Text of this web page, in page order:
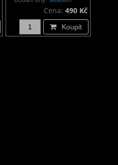
Cena: 490 Kč
Koupit